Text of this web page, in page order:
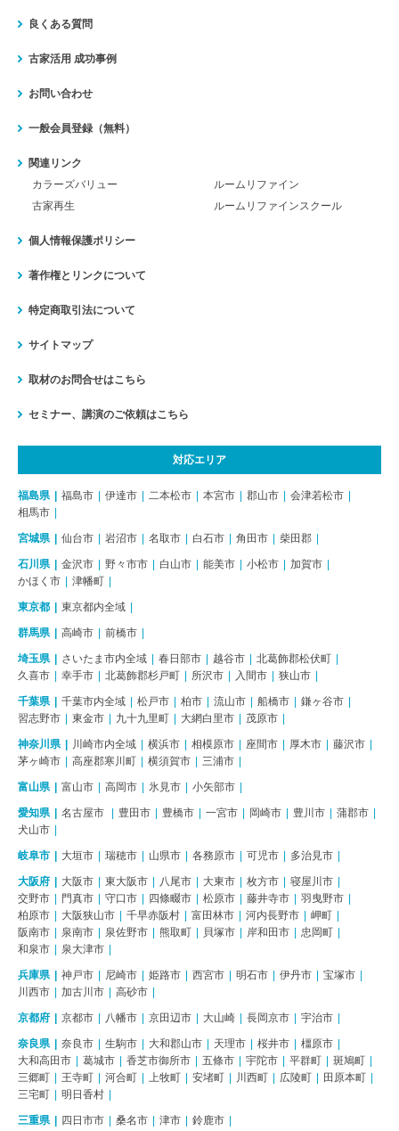
良くある質問
古家活用 成功事例
お問い合わせ
一般会員登録（無料）
関連リンク
カラーズバリュー
ルームリファイン
古家再生
ルームリファインスクール
個人情報保護ポリシー
著作権とリンクについて
特定商取引法について
サイトマップ
取材のお問合せはこちら
セミナー、講演のご依頼はこちら
対応エリア
福島県 福島市 伊達市 二本松市 本宮市 郡山市
会津若松市
相馬市
宮城県 仙台市 岩沼市 名取市 白石市 角田市 柴田郡
石川県 金沢市 野々市市 白山市 能美市 小松市
加賀市
かほく市
津幡町
東京都 東京都内全域
群馬県 高崎市 前橋市
埼玉県 さいたま市内全域 春日部市 越谷市
北葛飾郡松伏町
久喜市
幸手市 北葛飾郡杉戸町 所沢市 入間市 狭山市
千葉県 千葉市内全域 松戸市 柏市 流山市 船橋市
鎌ヶ谷市
習志野市
東金市 九十九里町 大網白里市 茂原市
神奈川県 川崎市内全域 横浜市 相模原市 座間市 厚木市
藤沢市
茅ヶ崎市
高座郡寒川町 横須賀市 三浦市
富山県 富山市 高岡市 氷見市 小矢部市
愛知県 名古屋市 豊田市 豊橋市 一宮市 岡崎市 豊川市
蒲郡市
犬山市
岐阜市 大垣市 瑞穂市 山県市 各務原市 可児市 多治見市
大阪府 大阪市 東大阪市 八尾市 大東市 枚方市
寝屋川市
交野市
門真市 守口市 四條畷市 松原市 藤井寺市
羽曳野市
柏原市
大阪狭山市 千早赤阪村 富田林市 河内長野市
岬町
阪南市
泉南市 泉佐野市 熊取町 貝塚市 岸和田市
忠岡町
和泉市
泉大津市
兵庫県 神戸市 尼崎市 姫路市 西宮市 明石市 伊丹市
宝塚市
川西市
加古川市 高砂市
京都府 京都市 八幡市 京田辺市 大山崎 長岡京市 宇治市
奈良県 奈良市 生駒市 大和郡山市 天理市 桜井市
橿原市
大和高田市
葛城市 香芝市御所市 五條市 宇陀市 平群町
斑鳩町
三郷町
王寺町 河合町 上牧町 安堵町 川西町 広陵町
田原本町
三宅町
明日香村
三重県 四日市市 桑名市 津市 鈴鹿市